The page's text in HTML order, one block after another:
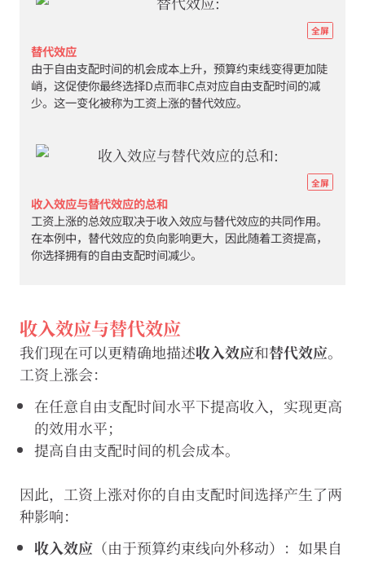
全屏
替代效应
由于自由支配时间的机会成本上升，预算约束线变得更加陡
峭，这促使你最终选择D点而非C点对应自由支配时间的减
少。这一变化被称为工资上涨的替代效应。
全屏
3-
13bf
收入效应与替代效应的总和
工资上涨的总效应取决于收入效应与替代效应的共同作用。
在本例中，替代效应的负向影响更大，因此随着工资提高，
你选择拥有的自由支配时间减少。
收入效应与替代效应
我们现在可以更精确地描述收入效应和替代效应。
工资上涨会：
在任意自由支配时间水平下提高收入，实现更高
的效用水平；
提高自由支配时间的机会成本。
因此，工资上涨对你的自由支配时间选择产生了两
种影响：
收入效应 （由于预算约束线向外移动）：如果自